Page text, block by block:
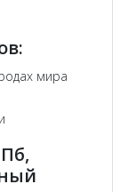
мира